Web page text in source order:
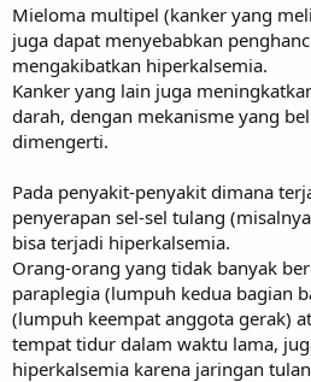
Mieloma multipel (kanker yang
juga dapat menyebabkan
mengakibatkan hiperkalsemia.
Kanker yang lain juga
darah, dengan mekanisme yang
dimengerti.
Pada penyakit-penyakit dimana
penyerapan sel-sel tulang
bisa terjadi hiperkalsemia.
Orang-orang yang tidak banyak
paraplegia (lumpuh kedua bagian
(lumpuh keempat anggota gerak)
tempat tidur dalam waktu lama,
hiperkalsemia karena jaringan